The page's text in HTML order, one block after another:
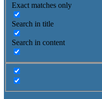
Exact matches only
Search in title
Search in content